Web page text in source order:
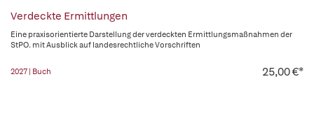
Verdeckte Ermittlungen
Eine praxisorientierte Darstellung der verdeckten Ermittlungsmaßnahmen der
StPO. mit Ausblick auf landesrechtliche Vorschriften
2027 | Buch 25,00 €*